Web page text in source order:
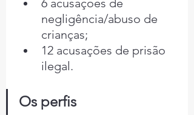
6 acusações de
negligência/abuso de
crianças;
12 acusações de prisão
ilegal.
Os perfis